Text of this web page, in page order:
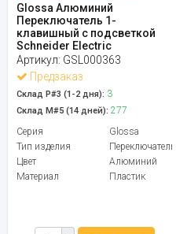
Glossa Алюминий
Переключатель 1-
клавишный с подсветкой
Schneider Electric
Артикул: GSL000363
Предзаказ
Склад Р#3 (1-2 дня): 3
Склад М#5 (14 дней): 277
Серия
Glossa
Тип изделия
Переключатель
Цвет
Алюминий
Материал
Пластик